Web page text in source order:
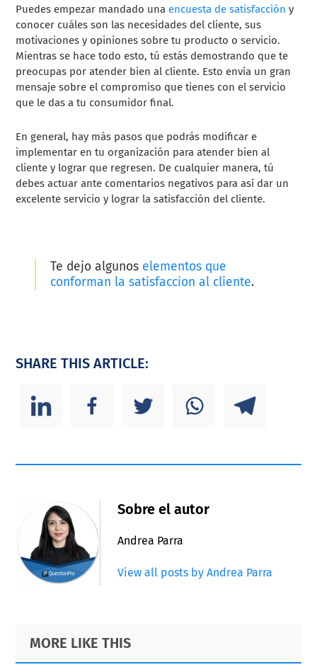
Puedes empezar mandado una encuesta de satisfacción y
conocer cuáles son las necesidades del cliente, sus
motivaciones y opiniones sobre tu producto o servicio.
Mientras se hace todo esto, tú estás demostrando que te
preocupas por atender bien al cliente. Esto envía un gran
mensaje sobre el compromiso que tienes con el servicio
que le das a tu consumidor final.
En general, hay más pasos que podrás modificar e
implementar en tu organización para atender bien al
cliente y lograr que regresen. De cualquier manera, tú
debes actuar ante comentarios negativos para así dar un
excelente servicio y lograr la satisfacción del cliente.
Te dejo algunos elementos que
conforman la satisfaccion al cliente.
SHARE THIS ARTICLE:
Sobre el autor
Andrea Parra
View all posts by Andrea Parra
Primary
Sidebar
Footer
MORE LIKE THIS